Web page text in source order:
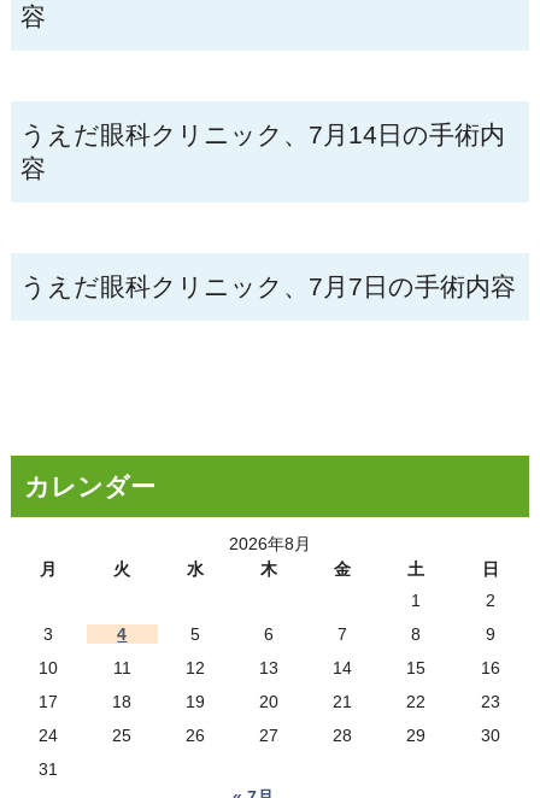
容
うえだ眼科クリニック、7月14日の手術内
容
うえだ眼科クリニック、7月7日の手術内容
カレンダー
2026年8月
月
火 水 木 金 土
日
1
2
3
4 5 6 7 8
9
10
11 12 13 14 15
16
17
18 19 20 21 22
23
24
25 26 27 28 29
30
31